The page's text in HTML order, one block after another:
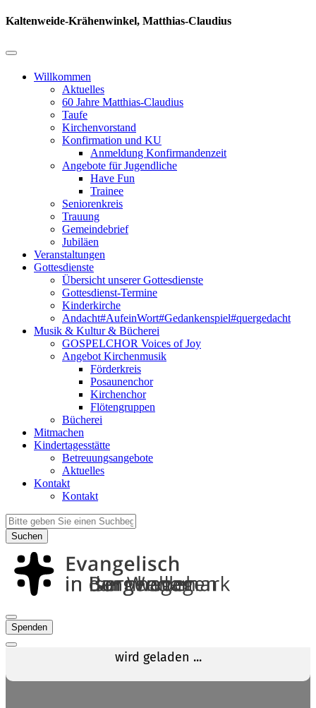
Kaltenweide-Krähenwinkel, Matthias-Claudius
Willkommen
Aktuelles
60 Jahre Matthias-Claudius
Taufe
Kirchenvorstand
Konfirmation und KU
Anmeldung Konfirmandenzeit
Angebote für Jugendliche
Have Fun
Trainee
Seniorenkreis
Trauung
Gemeindebrief
Jubiläen
Veranstaltungen
Gottesdienste
Übersicht unserer Gottesdienste
Gottesdienst-Termine
Kinderkirche
Andacht#AufeinWort#Gedankenspiel#quergedacht
Musik & Kultur & Bücherei
GOSPELCHOR Voices of Joy
Angebot Kirchenmusik
Förderkreis
Posaunenchor
Kirchenchor
Flötengruppen
Bücherei
Mitmachen
Kindertagesstätte
Betreuungsangebote
Aktuelles
Kontakt
Kontakt
Suchen
Spenden